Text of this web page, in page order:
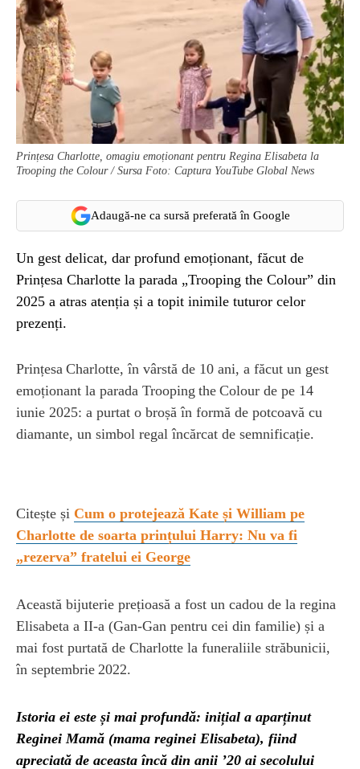
Prințesa Charlotte, omagiu emoționant pentru Regina Elisabeta la
Trooping the Colour / Sursa Foto: Captura YouTube Global News
Adaugă-ne ca sursă preferată în Google
Un gest delicat, dar profund emoționant, făcut de
Prințesa Charlotte la parada „Trooping the Colour” din
2025 a atras atenția și a topit inimile tuturor celor
prezenți.
Prințesa Charlotte, în vârstă de 10 ani, a făcut un gest
emoționant la parada Trooping the Colour de pe 14
iunie 2025: a purtat o broșă în formă de potcoavă cu
diamante, un simbol regal încărcat de semnificație.
Citește și Cum o protejează Kate și William pe
Charlotte de soarta prințului Harry: Nu va fi
„rezerva” fratelui ei George
Această bijuterie prețioasă a fost un cadou de la regina
Elisabeta a II‑a (Gan‑Gan pentru cei din familie) și a
mai fost purtată de Charlotte la funeraliile străbunicii,
în septembrie 2022.
Istoria ei este și mai profundă: inițial a aparținut
Reginei Mamă (mama reginei Elisabeta), fiind
apreciată de aceasta încă din anii ’20 ai secolului